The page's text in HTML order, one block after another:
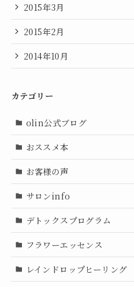
2015年3月
2015年2月
2014年10月
カテゴリー
olin公式ブログ
おススメ本
お客様の声
サロンinfo
デトックスプログラム
フラワーエッセンス
レインドロップヒーリング